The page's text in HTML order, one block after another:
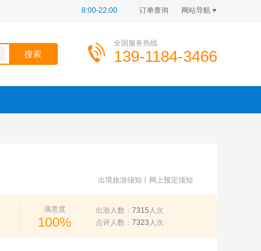
8:00-22:00 订单查询 网站导航
全国服务热线
139-1184-3466
出境旅游须知 网上预定须知
满意度
100%
出游人数： 7315 人次
点评人数： 7323 人次